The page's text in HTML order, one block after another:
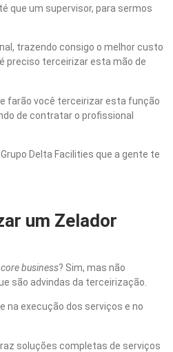
que um supervisor, para sermos
trazendo consigo o melhor custo
preciso terceirizar esta mão de
farão você terceirizar esta função
de contratar o profissional
Delta Facilities que a gente te
um Zelador
core business? Sim, mas não
são advindas da terceirização.
na execução dos serviços e no
soluções completas de serviços